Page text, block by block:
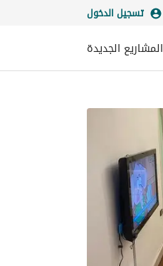
تسجيل الدخول
المشاريع الجديدة